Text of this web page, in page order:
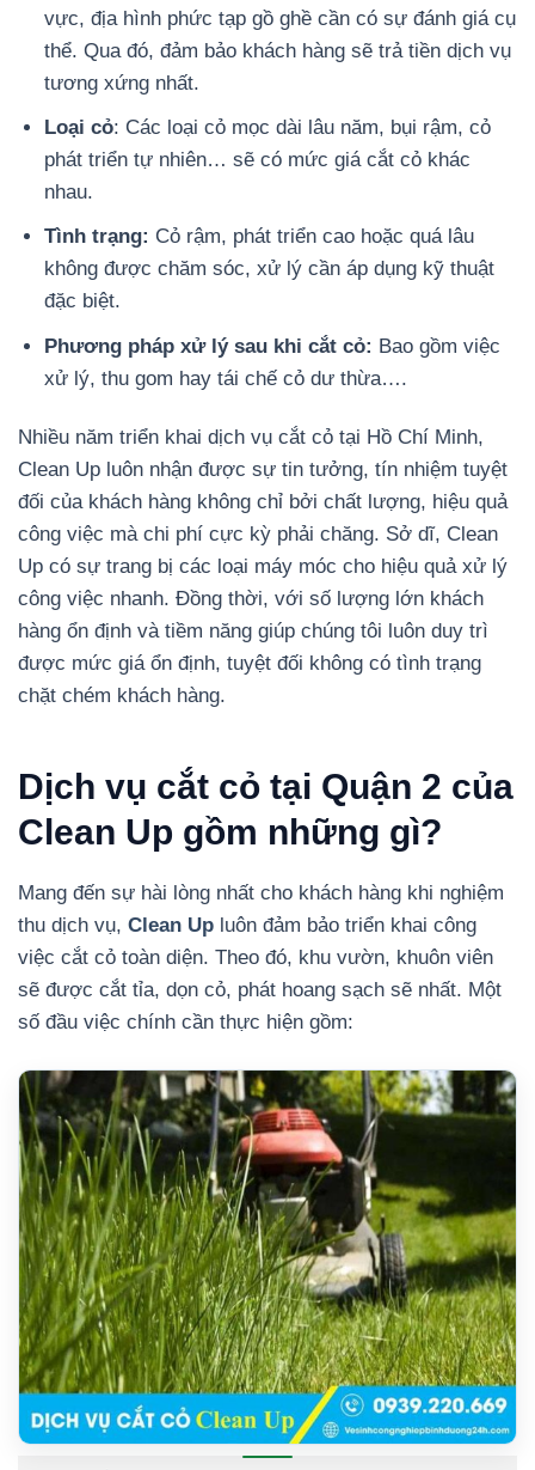
vực, địa hình phức tạp gồ ghề cần có sự đánh giá cụ
thể. Qua đó, đảm bảo khách hàng sẽ trả tiền dịch vụ
tương xứng nhất.
Loại cỏ: Các loại cỏ mọc dài lâu năm, bụi rậm, cỏ
phát triển tự nhiên… sẽ có mức giá cắt cỏ khác
nhau.
Tình trạng: Cỏ rậm, phát triển cao hoặc quá lâu
không được chăm sóc, xử lý cần áp dụng kỹ thuật
đặc biệt.
Phương pháp xử lý sau khi cắt cỏ: Bao gồm việc
xử lý, thu gom hay tái chế cỏ dư thừa….
Nhiều năm triển khai dịch vụ cắt cỏ tại Hồ Chí Minh,
Clean Up luôn nhận được sự tin tưởng, tín nhiệm tuyệt
đối của khách hàng không chỉ bởi chất lượng, hiệu quả
công việc mà chi phí cực kỳ phải chăng. Sở dĩ, Clean
Up có sự trang bị các loại máy móc cho hiệu quả xử lý
công việc nhanh. Đồng thời, với số lượng lớn khách
hàng ổn định và tiềm năng giúp chúng tôi luôn duy trì
được mức giá ổn định, tuyệt đối không có tình trạng
chặt chém khách hàng.
Dịch vụ cắt cỏ tại Quận 2 của
Clean Up gồm những gì?
Mang đến sự hài lòng nhất cho khách hàng khi nghiệm
thu dịch vụ, Clean Up luôn đảm bảo triển khai công
việc cắt cỏ toàn diện. Theo đó, khu vườn, khuôn viên
sẽ được cắt tỉa, dọn cỏ, phát hoang sạch sẽ nhất. Một
số đầu việc chính cần thực hiện gồm: